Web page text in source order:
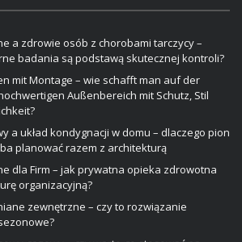
a zdrowie osób z chorobami tarczycy –
badania są podstawą skutecznej kontroli?
mit Montage – wie schafft man auf der
Außenbereich mit Schutz, Stil
a układ kondygnacji w domu – dlaczego pion
planować razem z architekturą
dla Firm – jak prywatna opieka zdrowotna
organizacyjną?
zewnętrzne – czy to rozwiązanie